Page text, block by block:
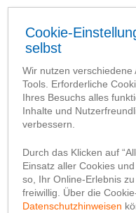
Aktuelles Allgemein